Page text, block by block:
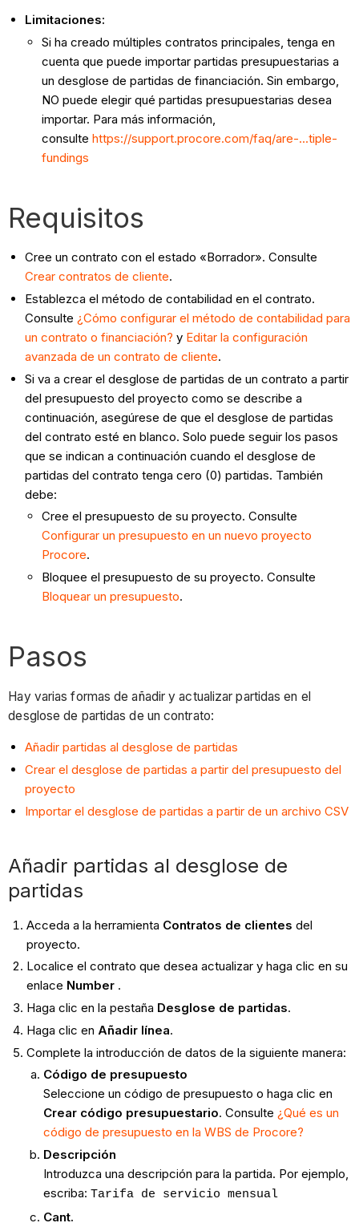
Limitaciones:
Si ha creado múltiples contratos principales, tenga en
cuenta que puede importar partidas presupuestarias a
un desglose de partidas de financiación. Sin embargo,
NO puede elegir qué partidas presupuestarias desea
importar. Para más información,
consultehttps://support.procore.com/faq/are-...tiple-
fundings
Requisitos
Cree un contrato con el estado «Borrador». Consulte
Crear contratos de cliente.
Establezca el método de contabilidad en el contrato.
Consulte¿Cómo configurar el método de contabilidad para
un contrato o financiación? y Editar la configuración
avanzada de un contrato de cliente.
Si va a crear el desglose de partidas de un contrato a partir
del presupuesto del proyecto como se describe a
continuación, asegúrese de que el desglose de partidas
del contrato esté en blanco. Solo puede seguir los pasos
que se indican a continuación cuando el desglose de
partidas del contrato tenga cero (0) partidas. También
debe:
Cree el presupuesto de su proyecto. Consulte
Configurar un presupuesto en un nuevo proyecto
Procore.
Bloquee el presupuesto de su proyecto. Consulte
Bloquear un presupuesto.
Pasos
Hay varias formas de añadir y actualizar partidas en el
desglose de partidas de un contrato:
Añadir partidas al desglose de partidas
Crear el desglose de partidas a partir del presupuesto del
proyecto
Importar el desglose de partidas a partir de un archivo CSV
Añadir partidas al desglose de
partidas
Acceda a la herramienta Contratos de clientes del
proyecto.
Localice el contrato que desea actualizar y haga clic en su
enlace Number.
Haga clic en la pestaña Desglose de partidas.
Haga clic en Añadir línea.
Complete la introducción de datos de la siguiente manera:
Código de presupuesto
Seleccione un código de presupuesto o haga clic en
Crear código presupuestario. Consulte ¿Qué es un
código de presupuesto en la WBS de Procore?
Descripción
Introduzca una descripción para la partida. Por ejemplo,
escriba: Tarifa de servicio mensual
Cant.